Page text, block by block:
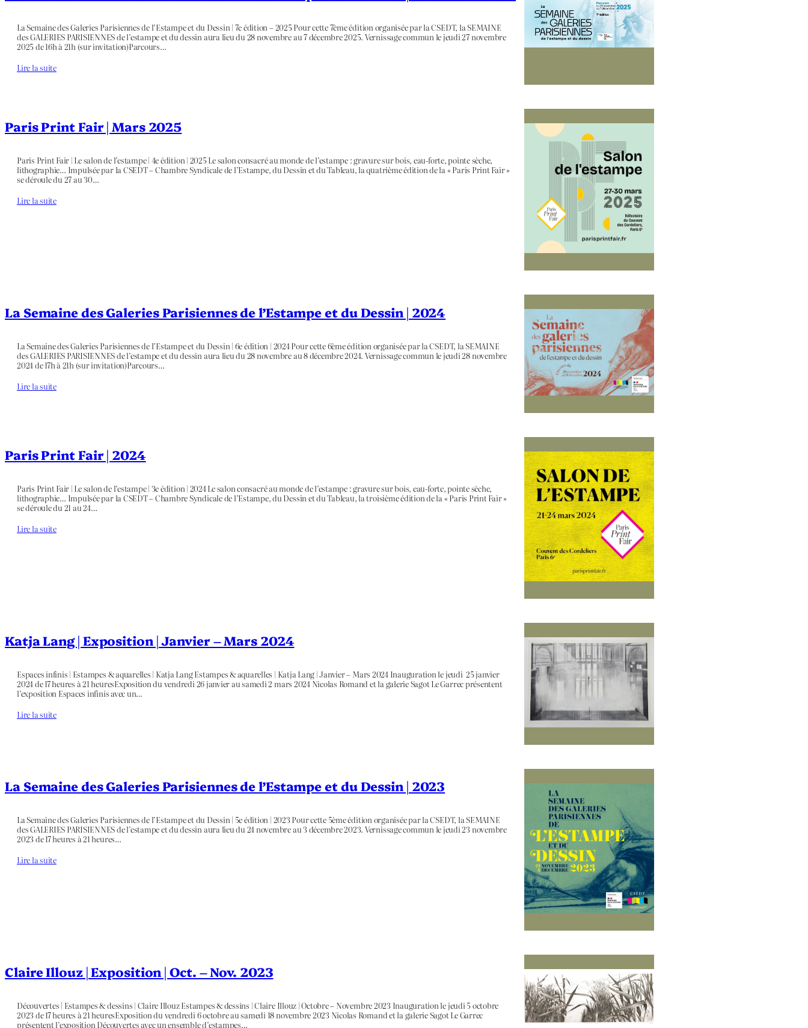
La Semaine des Galeries Parisiennes de l’Estampe et du Dessin | 7e édition – 2025 Pour cette 7ème édition organisée par la CSEDT, la SEMAINE
des GALERIES PARISIENNES de l’estampe et du dessin aura lieu du 28 novembre au 7 décembre 2025. Vernissage commun le jeudi 27 novembre
2025 de 16h à 21h (sur invitation)Parcours…
Lire la suite
Paris Print Fair | Mars 2025
Paris Print Fair | Le salon de l’estampe | 4e édition | 2025 Le salon consacré au monde de l’estampe : gravure sur bois, eau-forte, pointe sèche,
lithographie… Impulsée par la CSEDT – Chambre Syndicale de l’Estampe, du Dessin et du Tableau, la quatrième édition de la « Paris Print Fair »
se déroule du 27 au 30…
Lire la suite
La Semaine des Galeries Parisiennes de l’Estampe et du Dessin | 2024
La Semaine des Galeries Parisiennes de l’Estampe et du Dessin | 6e édition | 2024 Pour cette 6ème édition organisée par la CSEDT, la SEMAINE
des GALERIES PARISIENNES de l’estampe et du dessin aura lieu du 28 novembre au 8 décembre 2024. Vernissage commun le jeudi 28 novembre
2024 de 17h à 21h (sur invitation)Parcours…
Lire la suite
Paris Print Fair | 2024
Paris Print Fair | Le salon de l’estampe | 3e édition | 2024 Le salon consacré au monde de l’estampe : gravure sur bois, eau-forte, pointe sèche,
lithographie… Impulsée par la CSEDT – Chambre Syndicale de l’Estampe, du Dessin et du Tableau, la troisième édition de la « Paris Print Fair »
se déroule du 21 au 24…
Lire la suite
Katja Lang | Exposition | Janvier – Mars 2024
Espaces infinis | Estampes & aquarelles | Katja Lang Estampes & aquarelles | Katja Lang | Janvier – Mars 2024 Inauguration le jeudi 25 janvier
2024 de 17 heures à 21 heuresExposition du vendredi 26 janvier au samedi 2 mars 2024 Nicolas Romand et la galerie Sagot Le Garrec présentent
l’exposition Espaces infinis avec un…
Lire la suite
La Semaine des Galeries Parisiennes de l’Estampe et du Dessin | 2023
La Semaine des Galeries Parisiennes de l’Estampe et du Dessin | 5e édition | 2023 Pour cette 5ème édition organisée par la CSEDT, la SEMAINE
des GALERIES PARISIENNES de l’estampe et du dessin aura lieu du 24 novembre au 3 décembre 2023. Vernissage commun le jeudi 23 novembre
2023 de 17 heures à 21 heures…
Lire la suite
Claire Illouz | Exposition | Oct. – Nov. 2023
Découvertes | Estampes & dessins | Claire Illouz Estampes & dessins | Claire Illouz | Octobre – Novembre 2023 Inauguration le jeudi 5 octobre
2023 de 17 heures à 21 heuresExposition du vendredi 6 octobre au samedi 18 novembre 2023 Nicolas Romand et la galerie Sagot Le Garrec
présentent l’exposition Découvertes avec un ensemble d’estampes…